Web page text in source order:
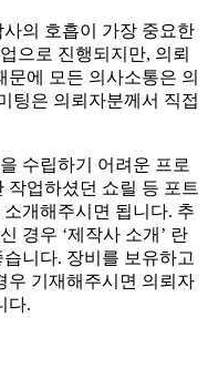
의 호흡이 가장 중요한
으로 진행되지만, 의뢰
에 모든 의사소통은 의
팅은 의뢰자분께서 직접
수립하기 어려운 프로
작업하셨던 쇼릴 등 포트
개해주시면 됩니다. 추
경우 ‘제작사 소개’ 란
니다. 장비를 보유하고
우 기재해주시면 의뢰자
다.